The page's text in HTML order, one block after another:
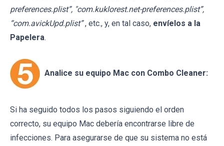
preferences.plist”, "com.kuklorest.net-preferences.plist”,
“com.avickUpd.plist” , etc., y, en tal caso, envíelos a la
Papelera.
Analice su equipo Mac con Combo Cleaner:
Si ha seguido todos los pasos siguiendo el orden
correcto, su equipo Mac debería encontrarse libre de
infecciones. Para asegurarse de que su sistema no está